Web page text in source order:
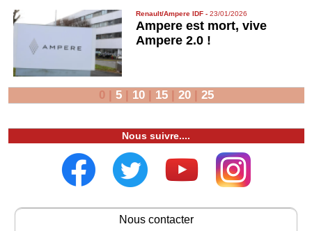
Renault/Ampere IDF -23/01/2026
Ampere est mort, vive
Ampere 2.0 !
0| 5| 10| 15| 20| 25
Nous suivre....
Nous contacter